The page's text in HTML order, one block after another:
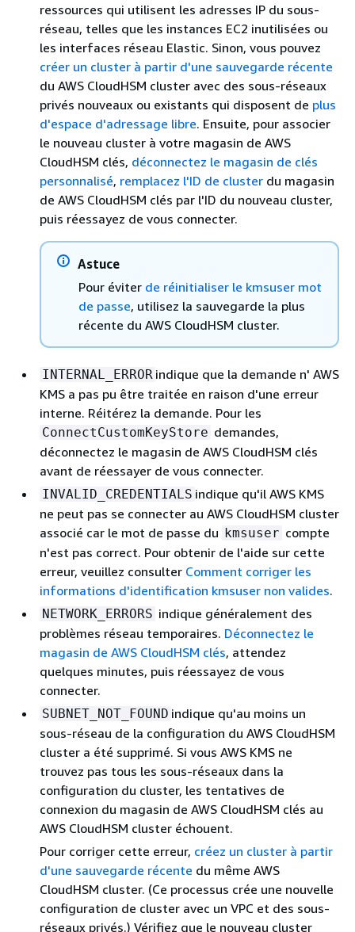
ressources qui utilisent les adresses IP du sous-
réseau, telles que les instances EC2 inutilisées ou
les interfaces réseau Elastic. Sinon, vous pouvez
créer un cluster à partir d'une sauvegarde récente
du AWS CloudHSM cluster avec des sous-réseaux
privés nouveaux ou existants qui disposent de plus
d'espace d'adressage libre. Ensuite, pour associer
le nouveau cluster à votre magasin de AWS
CloudHSM clés, déconnectez le magasin de clés
personnalisé, remplacez l'ID de cluster du magasin
de AWS CloudHSM clés par l'ID du nouveau cluster,
puis réessayez de vous connecter.
Astuce
Pour éviter de réinitialiser le kmsuser mot
de passe, utilisez la sauvegarde la plus
récente du AWS CloudHSM cluster.
INTERNAL_ERROR indique que la demande n' AWS
KMS a pas pu être traitée en raison d'une erreur
interne. Réitérez la demande. Pour les
ConnectCustomKeyStore demandes,
déconnectez le magasin de AWS CloudHSM clés
avant de réessayer de vous connecter.
INVALID_CREDENTIALS indique qu'il AWS KMS
ne peut pas se connecter au AWS CloudHSM cluster
associé car le mot de passe du kmsuser compte
n'est pas correct. Pour obtenir de l'aide sur cette
erreur, veuillez consulter Comment corriger les
informations d'identification kmsuser non valides.
NETWORK_ERRORS indique généralement des
problèmes réseau temporaires. Déconnectez le
magasin de AWS CloudHSM clés, attendez
quelques minutes, puis réessayez de vous
connecter.
SUBNET_NOT_FOUND indique qu'au moins un
sous-réseau de la configuration du AWS CloudHSM
cluster a été supprimé. Si vous AWS KMS ne
trouvez pas tous les sous-réseaux dans la
configuration du cluster, les tentatives de
connexion du magasin de AWS CloudHSM clés au
AWS CloudHSM cluster échouent.
Pour corriger cette erreur, créez un cluster à partir
d'une sauvegarde récente du même AWS
CloudHSM cluster. (Ce processus crée une nouvelle
configuration de cluster avec un VPC et des sous-
réseaux privés.) Vérifiez que le nouveau cluster